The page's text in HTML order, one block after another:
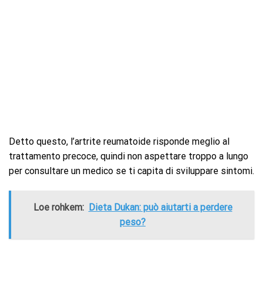
Detto questo, l’artrite reumatoide risponde meglio al
trattamento precoce, quindi non aspettare troppo a lungo
per consultare un medico se ti capita di sviluppare sintomi.
Loe rohkem:
Dieta Dukan: può aiutarti a perdere
peso?